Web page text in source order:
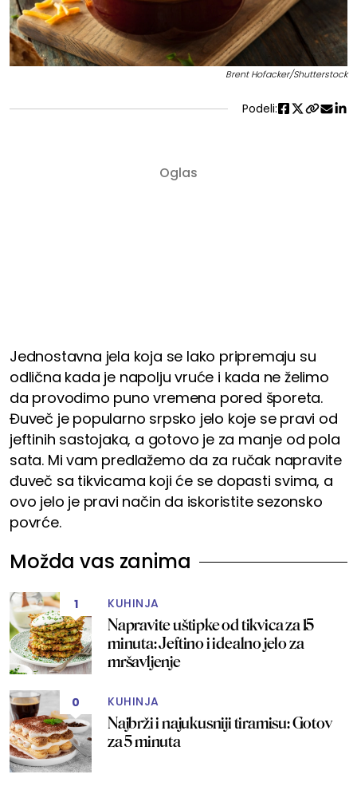
Brent Hofacker/Shutterstock
Podeli:
Jednostavna jela koja se lako pripremaju su
odlična kada je napolju vruće i kada ne želimo
da provodimo puno vremena pored šporeta.
Đuveč je popularno srpsko jelo koje se pravi od
jeftinih sastojaka, a gotovo je za manje od pola
sata. Mi vam predlažemo da za ručak napravite
đuveč sa tikvicama koji će se dopasti svima, a
ovo jelo je pravi način da iskoristite sezonsko
povrće.
Možda vas zanima
1 KUHINJA
Napravite uštipke od tikvica za 15
minuta: Jeftino i idealno jelo za
mršavljenje
0 KUHINJA
Najbrži i najukusniji tiramisu: Gotov
za 5 minuta